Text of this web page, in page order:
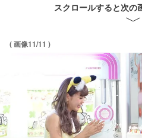
スクロールすると次の
( 画像11/11 )